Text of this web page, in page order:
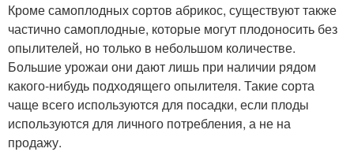
Кроме самоплодных сортов абрикос, существуют также
частично самоплодные, которые могут плодоносить без
опылителей, но только в небольшом количестве.
Большие урожаи они дают лишь при наличии рядом
какого-нибудь подходящего опылителя. Такие сорта
чаще всего используются для посадки, если плоды
используются для личного потребления, а не на
продажу.